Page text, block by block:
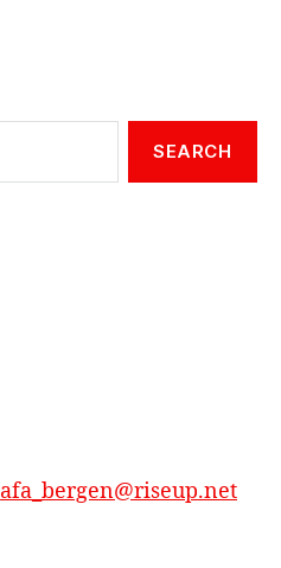
afa_bergen@riseup.net